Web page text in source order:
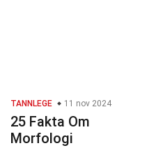
TANNLEGE 11 nov 2024
25 Fakta Om
Morfologi